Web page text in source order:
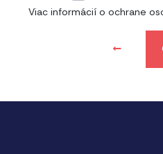
Viac informácií o ochrane